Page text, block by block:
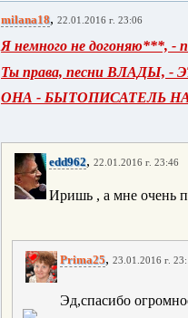
milana18, 22.01.2016 г. 23:06
Я немного не догоняю***,
Ты права, песни ВЛАДЫ, -
ОНА - БЫТОПИСАТЕЛЬ
edd962, 22.01.2016 г. 23:46
Иришь , а мне очень
Prima25, 23.01.2016 г.
Эд,спасибо